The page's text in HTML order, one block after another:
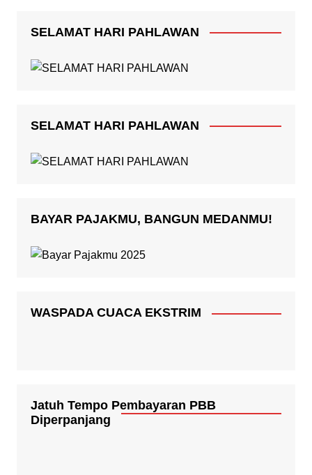
SELAMAT HARI PAHLAWAN
SELAMAT HARI PAHLAWAN
BAYAR PAJAKMU, BANGUN MEDANMU!
WASPADA CUACA EKSTRIM
Jatuh Tempo Pembayaran PBB
Diperpanjang